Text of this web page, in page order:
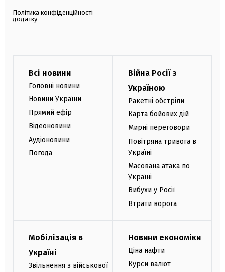
Політика конфіденційності
додатку
Всі новини
Головні новини
Новини України
Прямий ефір
Відеоновини
Аудіоновини
Погода
Війна Росії з
Україною
Ракетні обстріли
Карта бойових дій
Мирні переговори
Повітряна тривога в
Україні
Масована атака по
Україні
Вибухи у Росії
Втрати ворога
Мобілізація в
Україні
Звільнення з військової
Новини економіки
Ціна нафти
Курси валют